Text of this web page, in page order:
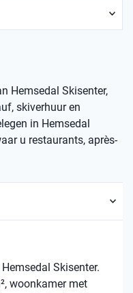
Hemsedal Skisenter,
skiverhuur en
in Hemsedal
u restaurants, après-
Skisenter.
woonkamer met